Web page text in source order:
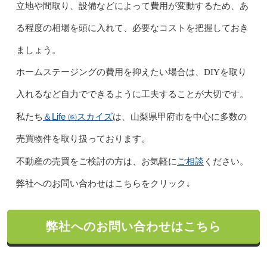
立地や間取り、設備などによって費用が変動するため、あ
る程度の相場を頭に入れて、必要なコストを把握しておき
ましょう。
ホームステージングの費用を抑えたい場合は、DIYを取り
入れるなど自力でできるように工夫することが大切です。
私たち ＆Life ㈱スカイズは、山梨県甲府市を中心に多数の
売買物件を取り扱っております。
不動産の売買をご検討の方は、お気軽に ご相談 ください。
弊社へのお問い合わせはこちらをクリック↓
弊社へのお問い合わせはこちら